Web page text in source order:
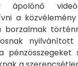
ápolónő videó-
a
borzalmak
nyilvánított
pénzösszegeket